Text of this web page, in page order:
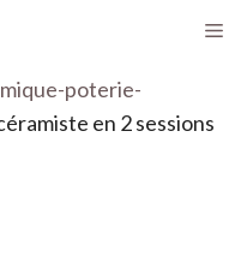
poterie-
en 2 sessions